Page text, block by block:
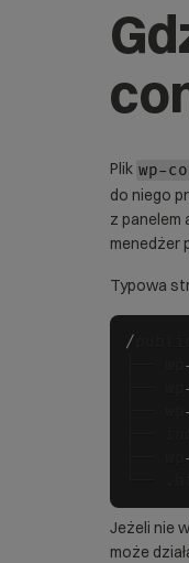
Plik wp-
do niego
z panelem
menedżer
Typowa
/
Jeżeli nie
może